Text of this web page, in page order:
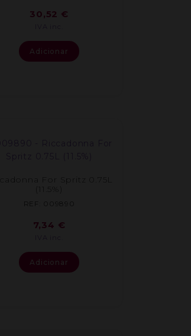
30,52 €
Adicionar
For Spritz 0.75L
REF: 009890
7,34 €
Adicionar